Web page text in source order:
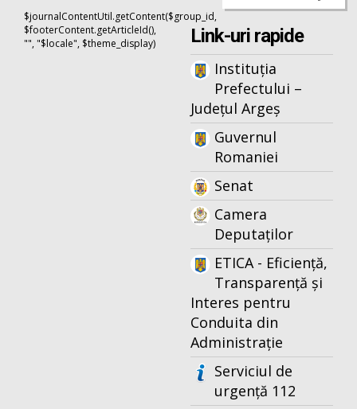
$journalContentUtil.getContent($group_id,
$footerContent.getArticleId(),
"", "$locale", $theme_display)
Link-uri rapide
Instituția
Prefectului –
Județul Argeș
Guvernul
Romaniei
Senat
Camera
Deputaților
ETICA - Eficiență,
Transparență și
Interes pentru
Conduita din
Administrație
Serviciul de
urgență 112